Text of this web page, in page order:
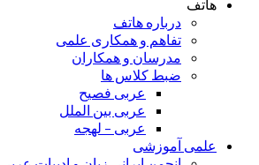
هاتف
درباره هاتف
تفاهم و همکاری علمی
مدرسان و همکاران
ضبط کلاس ها
عربی فصیح
عربی بین الملل
عربی – لهجه
علمی آموزشی